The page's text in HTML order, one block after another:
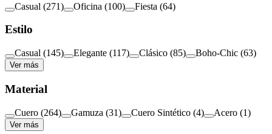
Casual (271) Oficina (100) Fiesta (64)
Estilo
Casual (145) Elegante (117) Clásico (85) Boho-Chic (63)
Ver más
Material
Cuero (264) Gamuza (31) Cuero Sintético (4) Acero (1)
Ver más